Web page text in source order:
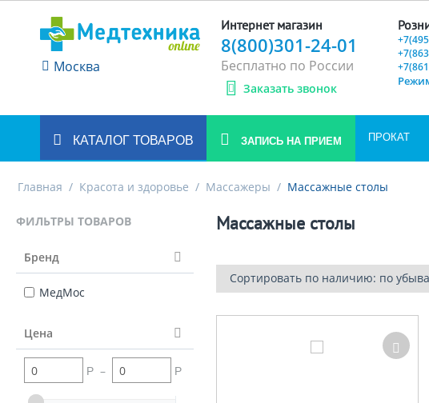
Москва
Интернет магазин
8(800)301-24-01
Бесплатно по России
Заказать звонок
КАТАЛОГ ТОВАРОВ ЗАПИСЬ НА ПРИЕМ ПРОКАТ
Главная / Красота и здоровье / Массажеры / Массажные столы
ФИЛЬТРЫ ТОВАРОВ
Бренд
МедМос
Цена
Р – Р
Массажные столы
Сортировать по наличию: по